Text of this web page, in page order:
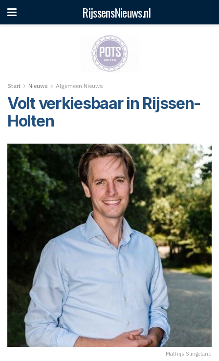
RijssensNieuws.nl
Start Nieuws Algemeen Nieuws
Volt verkiesbaar in Rijssen-
Holten
Mathijs Slingeland